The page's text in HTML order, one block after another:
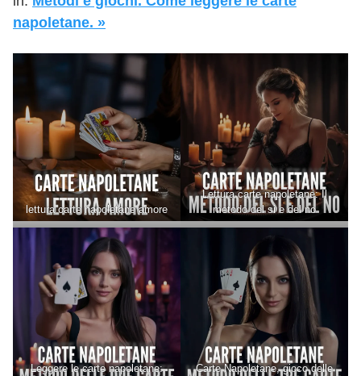
napoletane. »
lettura carte napoletane amore
Lettura carte napoletane: Il
metodo del si e del no
Leggere le carte napoletane:
Carte Napoletane, gioco delle